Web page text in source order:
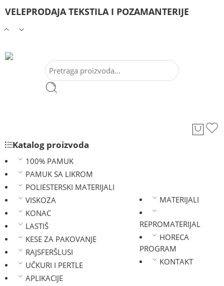
VELEPRODAJA TEKSTILA I POZAMANTERIJE
Katalog proizvoda
100% PAMUK
PAMUK SA LIKROM
POLIESTERSKI MATERIJALI
VISKOZA
KONAC
LASTIŠ
KESE ZA PAKOVANJE
RAJSFERŠLUSI
UČKURI I PERTLE
APLIKACIJE
MATERIJALI
REPROMATERIJAL
HORECA
PROGRAM
KONTAKT